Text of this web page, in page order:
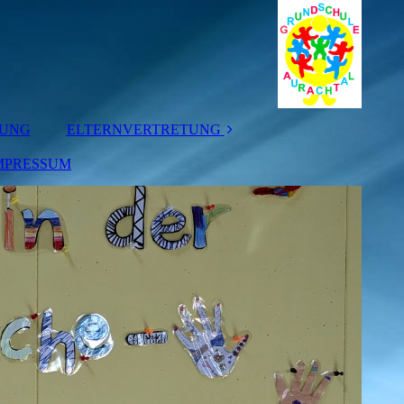
ELTERNVERTRETUNG
KLASSENELTERN
-SPRECHER